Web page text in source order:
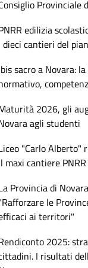
Provinciale
edilizia
dieci cantieri del
sacro a Novara:
2026, gli
agli studenti
"Carlo
maxi cantiere
Provincia di
le
ai territori"
2025:
I risultati